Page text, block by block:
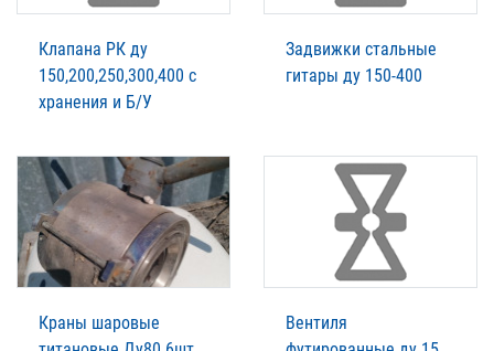
Клапана РК ду
150,200,250,300,400 с
хранения и Б/У
Задвижки стальные
гитары ду 150-400
Краны шаровые
Вентиля